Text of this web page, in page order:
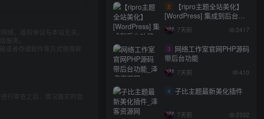
络，版权争议与本站无关。
服务。
或者存储软件等方式使用软
进行审查之后，情况属实的会
2
【ripro主题全站美化】
[WordPress] 集成到后台功
能的全站美化包
WordPress…
7天前 2417
3
网络工作室官网PHP源码
带后台功能
7天前 410
4 子比主题最新美化插件
7天前 2332